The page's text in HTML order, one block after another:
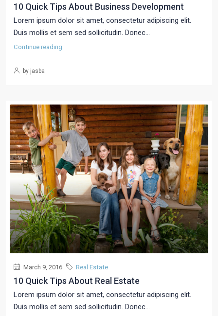
10 Quick Tips About Business Development
Lorem ipsum dolor sit amet, consectetur adipiscing elit.
Duis mollis et sem sed sollicitudin. Donec...
Continue reading
by jasba
March 9, 2016 Real Estate
10 Quick Tips About Real Estate
Lorem ipsum dolor sit amet, consectetur adipiscing elit.
Duis mollis et sem sed sollicitudin. Donec...